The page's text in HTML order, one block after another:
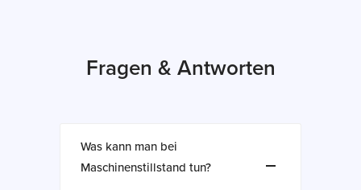
Fragen & Antworten
Was kann man bei
Maschinenstillstand tun?